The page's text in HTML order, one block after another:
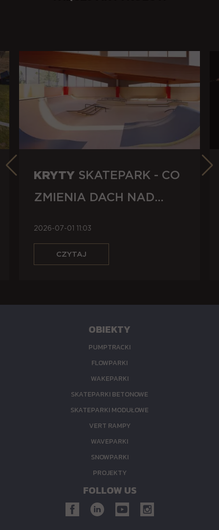
KRYTY SKATEPARK - CO
ZMIENIA DACH NAD
2026-07-01 11:03
OBIEKTY
PUMPTRACKI
FLOWPARKI
WAKEPARKI
SKATEPARKI BETONOWE
SKATEPARKI MODUŁOWE
VERT RAMPY
WAVEPARKI
SNOWPARKI
PROJEKTY
FOLLOW US